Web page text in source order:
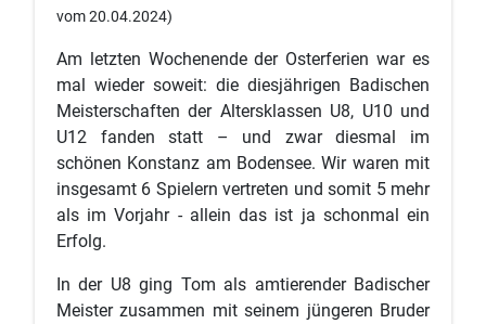
vom 20.04.2024)
Am letzten Wochenende der Osterferien war es
mal wieder soweit: die diesjährigen Badischen
Meisterschaften der Altersklassen U8, U10 und
U12 fanden statt – und zwar diesmal im
schönen Konstanz am Bodensee. Wir waren mit
insgesamt 6 Spielern vertreten und somit 5 mehr
als im Vorjahr - allein das ist ja schonmal ein
Erfolg.
In der U8 ging Tom als amtierender Badischer
Meister zusammen mit seinem jüngeren Bruder